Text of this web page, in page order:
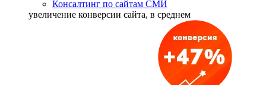
Консалтинг по сайтам СМИ
увеличение конверсии сайта, в среднем